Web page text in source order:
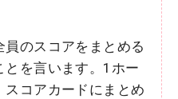
のスコアをまとめる
を言います。1ホー
コアカードにまとめ